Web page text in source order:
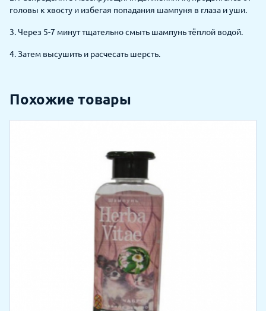
головы к хвосту и избегая попадания шампуня в глаза и уши.
3. Через 5-7 минут тщательно смыть шампунь тёплой водой.
4. Затем высушить и расчесать шерсть.
Похожие товары